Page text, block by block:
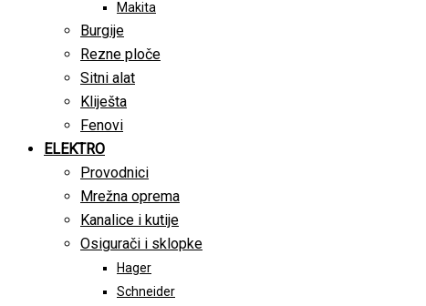
Makita
Burgije
Rezne ploče
Sitni alat
Kliješta
Fenovi
ELEKTRO
Provodnici
Mrežna oprema
Kanalice i kutije
Osigurači i sklopke
Hager
Schneider